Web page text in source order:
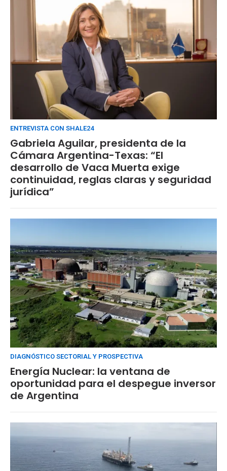
ENTREVISTA CON SHALE24
Gabriela Aguilar, presidenta de la
Cámara Argentina-Texas: “El
desarrollo de Vaca Muerta exige
continuidad, reglas claras y seguridad
jurídica”
DIAGNÓSTICO SECTORIAL Y PROSPECTIVA
Energía Nuclear: la ventana de
oportunidad para el despegue inversor
de Argentina